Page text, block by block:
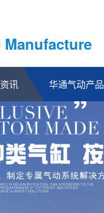
Manufacture
讯 华通气动产品